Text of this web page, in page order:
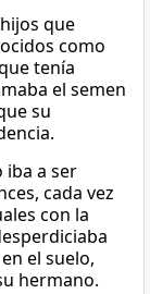
que
como
tenía
el semen
su
iba a ser
cada vez
con la
el suelo,
hermano.